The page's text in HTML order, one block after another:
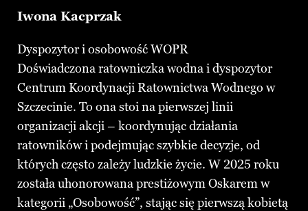
Iwona Kacprzak
Dyspozytor i osobowość WOPR
Doświadczona ratowniczka wodna i dyspozytor
Centrum Koordynacji Ratownictwa Wodnego w
Szczecinie. To ona stoi na pierwszej linii
organizacji akcji – koordynując działania
ratowników i podejmując szybkie decyzje, od
których często zależy ludzkie życie. W 2025 roku
została uhonorowana prestiżowym Oskarem w
kategorii „Osobowość”, stając się pierwszą kobietą